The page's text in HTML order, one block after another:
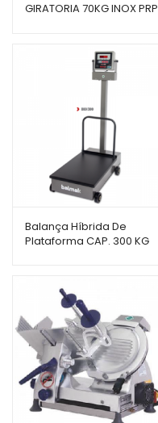
GIRATORIA 70KG INOX PRP
Balança Híbrida De
Plataforma CAP. 300 KG